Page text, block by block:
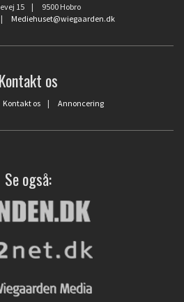
15 | 9500 Hobro
Mediehuset@wiegaarden.dk
Kontakt os
Kontakt os | Annoncering
Se også: